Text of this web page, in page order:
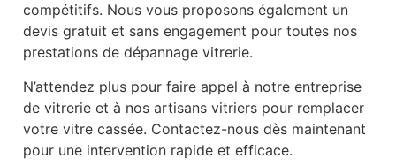
compétitifs. Nous vous proposons également un
devis gratuit et sans engagement pour toutes nos
prestations de dépannage vitrerie.
N’attendez plus pour faire appel à notre entreprise
de vitrerie et à nos artisans vitriers pour remplacer
votre vitre cassée. Contactez-nous dès maintenant
pour une intervention rapide et efficace.